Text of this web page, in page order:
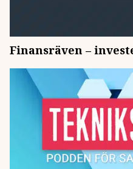
Finansräven –